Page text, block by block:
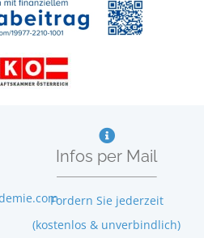
Infos per Mail
Fordern Sie jederzeit
(kostenlos & unverbindlich)